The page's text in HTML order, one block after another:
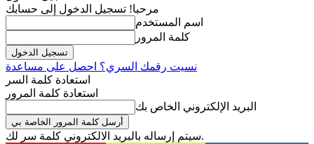
مرحبا! تسجيل الدخول إلى حسابك
اسم المستخدم
كلمة المرور
نسيت رقمك السري؟ احصل على مساعدة
استعادة كلمة السر
استعادة كلمة المرور
البريد الإلكتروني الخاص بك
سيتم إرساله بالبريد الالكتروني كلمة سر لك.